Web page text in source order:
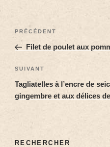
PRÉCÉDENT
Filet de poulet aux
SUIVANT
Tagliatelles à l’encre de
gingembre et aux délices
RECHERCHER